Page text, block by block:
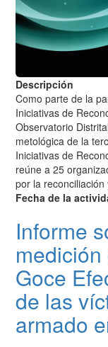
Descripción
Como parte de la
Iniciativas de
Observatorio
metológica de la
Iniciativas de
reúne a 25
por la
Fecha de la
Informe
Goce
de las
armado